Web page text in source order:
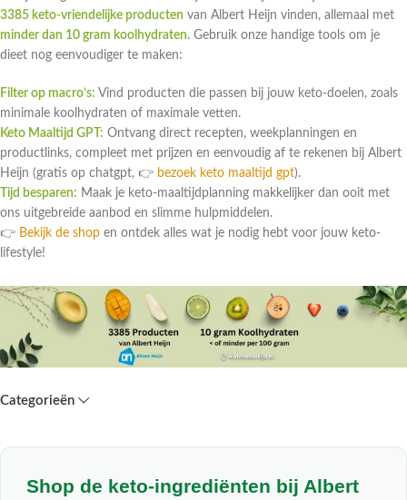
3385 keto-vriendelijke producten van Albert Heijn vinden, allemaal met
minder dan 10 gram koolhydraten. Gebruik onze handige tools om je
dieet nog eenvoudiger te maken:
Filter op macro’s: Vind producten die passen bij jouw keto-doelen, zoals
minimale koolhydraten of maximale vetten.
Keto Maaltijd GPT: Ontvang direct recepten, weekplanningen en
productlinks, compleet met prijzen en eenvoudig af te rekenen bij Albert
Heijn (gratis op chatgpt, 👉 bezoek keto maaltijd gpt).
Tijd besparen: Maak je keto-maaltijdplanning makkelijker dan ooit met
ons uitgebreide aanbod en slimme hulpmiddelen.
👉 Bekijk de shop en ontdek alles wat je nodig hebt voor jouw keto-
lifestyle!
Categorieën
Shop de keto-ingrediënten bij Albert